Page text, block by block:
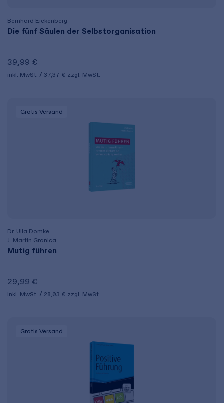
Bernhard Eickenberg
Die fünf Säulen der Selbstorganisation
39,99 €
inkl. MwSt. 37,37 € zzgl. MwSt.
Gratis Versand
Dr. Ulla Domke
J. Martin Granica
Mutig führen
29,99 €
inkl. MwSt. 28,03 € zzgl. MwSt.
Gratis Versand